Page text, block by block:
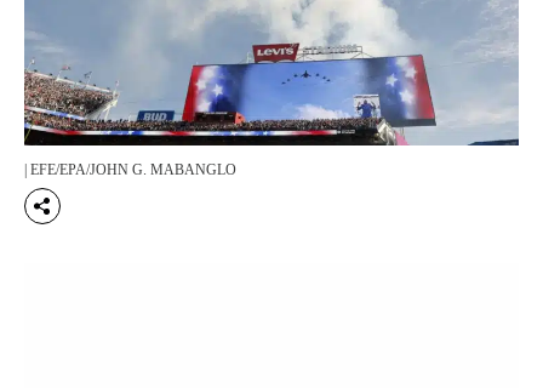
| EFE/EPA/JOHN G. MABANGLO